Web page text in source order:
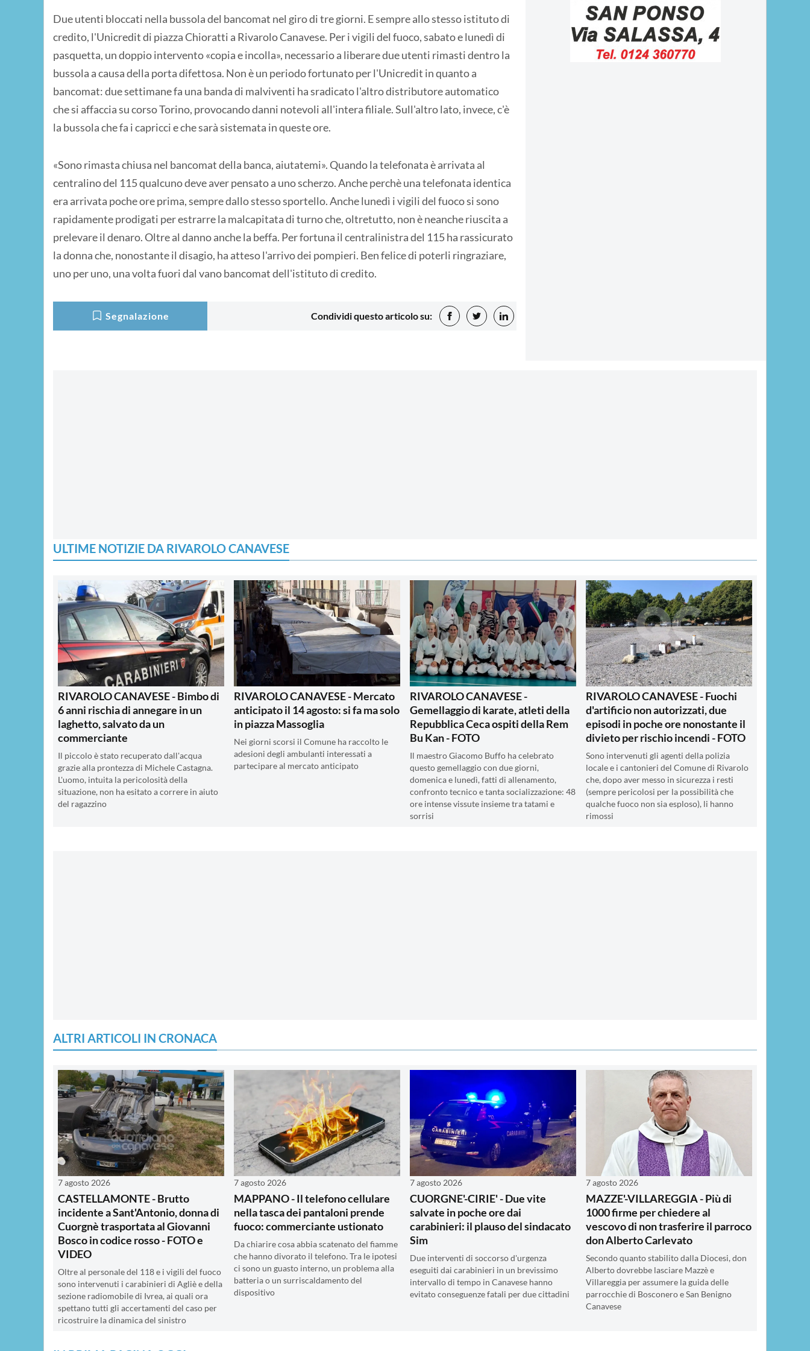
Due utenti bloccati nella bussola del bancomat nel giro di tre giorni. E sempre allo stesso istituto di
credito, l'Unicredit di piazza Chioratti a Rivarolo Canavese. Per i vigili del fuoco, sabato e lunedì di
pasquetta, un doppio intervento «copia e incolla», necessario a liberare due utenti rimasti dentro la
bussola a causa della porta difettosa. Non è un periodo fortunato per l'Unicredit in quanto a
bancomat: due settimane fa una banda di malviventi ha sradicato l'altro distributore automatico
che si affaccia su corso Torino, provocando danni notevoli all'intera filiale. Sull'altro lato, invece, c'è
la bussola che fa i capricci e che sarà sistemata in queste ore.
«Sono rimasta chiusa nel bancomat della banca, aiutatemi». Quando la telefonata è arrivata al
centralino del 115 qualcuno deve aver pensato a uno scherzo. Anche perchè una telefonata identica
era arrivata poche ore prima, sempre dallo stesso sportello. Anche lunedì i vigili del fuoco si sono
rapidamente prodigati per estrarre la malcapitata di turno che, oltretutto, non è neanche riuscita a
prelevare il denaro. Oltre al danno anche la beffa. Per fortuna il centralinistra del 115 ha rassicurato
la donna che, nonostante il disagio, ha atteso l'arrivo dei pompieri. Ben felice di poterli ringraziare,
uno per uno, una volta fuori dal vano bancomat dell'istituto di credito.
Segnalazione Condividi questo articolo su:
ULTIME NOTIZIE DA RIVAROLO CANAVESE
RIVAROLO CANAVESE - Bimbo di
6 anni rischia di annegare in un
laghetto, salvato da un
commerciante
Il piccolo è stato recuperato dall'acqua
grazie alla prontezza di Michele Castagna.
L'uomo, intuita la pericolosità della
situazione, non ha esitato a correre in aiuto
del ragazzino
RIVAROLO CANAVESE - Mercato
anticipato il 14 agosto: si fa ma solo
in piazza Massoglia
Nei giorni scorsi il Comune ha raccolto le
adesioni degli ambulanti interessati a
partecipare al mercato anticipato
RIVAROLO CANAVESE -
Gemellaggio di karate, atleti della
Repubblica Ceca ospiti della Rem
Bu Kan - FOTO
Il maestro Giacomo Buffo ha celebrato
questo gemellaggio con due giorni,
domenica e lunedì, fatti di allenamento,
confronto tecnico e tanta socializzazione: 48
ore intense vissute insieme tra tatami e
sorrisi
RIVAROLO CANAVESE - Fuochi
d'artificio non autorizzati, due
episodi in poche ore nonostante il
divieto per rischio incendi - FOTO
Sono intervenuti gli agenti della polizia
locale e i cantonieri del Comune di Rivarolo
che, dopo aver messo in sicurezza i resti
(sempre pericolosi per la possibilità che
qualche fuoco non sia esploso), li hanno
rimossi
ALTRI ARTICOLI IN CRONACA
7 agosto 2026
CASTELLAMONTE - Brutto
incidente a Sant'Antonio, donna di
Cuorgnè trasportata al Giovanni
Bosco in codice rosso - FOTO e
VIDEO
Oltre al personale del 118 e i vigili del fuoco
sono intervenuti i carabinieri di Agliè e della
sezione radiomobile di Ivrea, ai quali ora
spettano tutti gli accertamenti del caso per
ricostruire la dinamica del sinistro
7 agosto 2026
MAPPANO - Il telefono cellulare
nella tasca dei pantaloni prende
fuoco: commerciante ustionato
Da chiarire cosa abbia scatenato del fiamme
che hanno divorato il telefono. Tra le ipotesi
ci sono un guasto interno, un problema alla
batteria o un surriscaldamento del
dispositivo
7 agosto 2026
CUORGNE'-CIRIE' - Due vite
salvate in poche ore dai
carabinieri: il plauso del sindacato
Sim
Due interventi di soccorso d'urgenza
eseguiti dai carabinieri in un brevissimo
intervallo di tempo in Canavese hanno
evitato conseguenze fatali per due cittadini
7 agosto 2026
MAZZE'-VILLAREGGIA - Più di
1000 firme per chiedere al
vescovo di non trasferire il parroco
don Alberto Carlevato
Secondo quanto stabilito dalla Diocesi, don
Alberto dovrebbe lasciare Mazzè e
Villareggia per assumere la guida delle
parrocchie di Bosconero e San Benigno
Canavese